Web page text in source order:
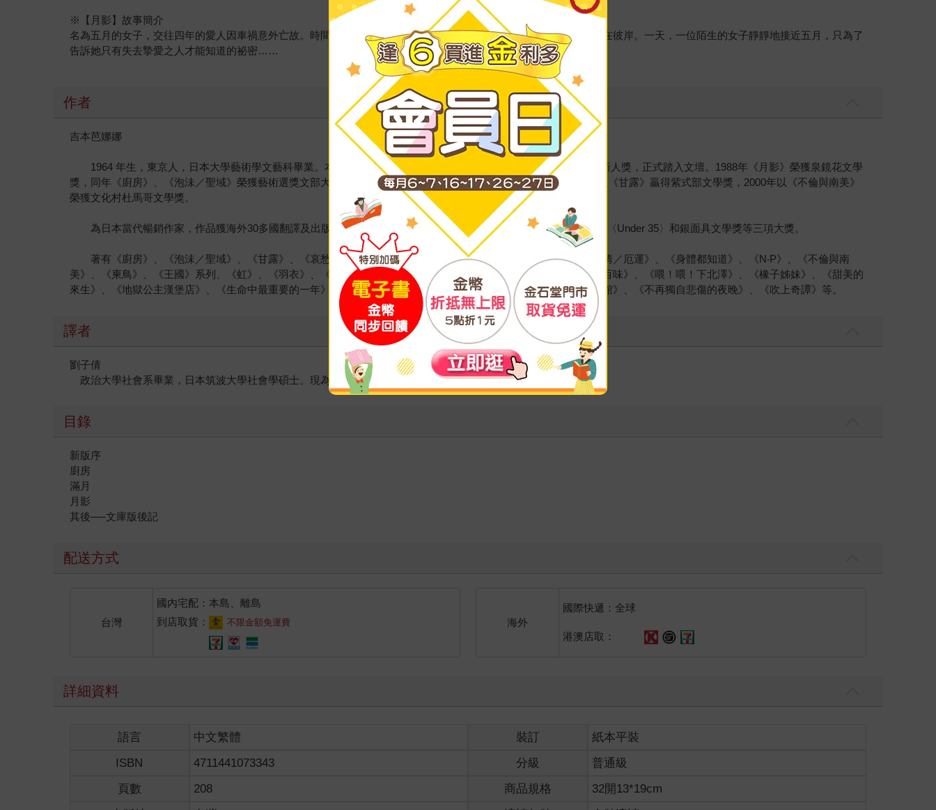
※【月影】故事簡介
名為五月的女子，交往四年的愛人因車禍意外亡故。時間如河不停地流動，死亡像一道巨大的鴻溝，將逝去的戀人留在彼岸。一天，一位陌生的女子靜靜地接近五月，只為了
告訴她只有失去摯愛之人才能知道的祕密……
作者
吉本芭娜娜
1964 年生，東京人，日本大學藝術學文藝科畢業。本名吉本真秀子，1987 年以小說《廚房》獲第六屆「海燕」新人獎，正式踏入文壇。1988年《月影》榮獲泉鏡花文學
獎，同年《廚房》、《泡沬／聖域》榮獲藝術選獎文部大臣新人獎。1989年以《柬鳥》贏得山本周五郎獎，1995 年以《甘露》贏得紫式部文學獎，2000年以《不倫與南美》
榮獲文化村杜馬哥文學獎。
為日本當代暢銷作家，作品獲海外30多國翻譯及出版。於義大利1993年獲思康諾獎、1996年的Fendissime文學獎〈Under 35〉和銀面具文學獎等三項大獎。
著有《廚房》、《泡沬／聖域》、《甘露》、《哀愁的預感》、《蜥蜴》、《白河夜船》、《蜜月旅行》、《無情／厄運》、《身體都知道》、《N‧P》、《不倫與南
美》、《柬鳥》、《王國》系列、《虹》、《羽衣》、《阿根廷婆婆》、《盡頭的回憶》、《雛菊的人生》、《食記百味》、《喂！喂！下北澤》、《橡子姊妹》、《甜美的
來生》、《地獄公主漢堡店》、《生命中最重要的一年》、《這樣那樣生活的訣竅》、《在花床上午睡》、《千鳥酒館》、《不再獨自悲傷的夜晚》、《吹上奇譚》等。
譯者
劉子倩
政治大學社會系畢業，日本筑波大學社會學碩士。現為專職譯者，譯作多種。
目錄
新版序
廚房
滿月
月影
其後──文庫版後記
配送方式
台灣
國內宅配：本島、離島
到店取貨：
不限金額免運費 海外
國際快遞：全球
港澳店取：
詳細資料
語言 中文繁體 裝訂
紙本平裝
ISBN
4711441073343 分級
普通級
頁數
208 商品規格
32開13*19cm